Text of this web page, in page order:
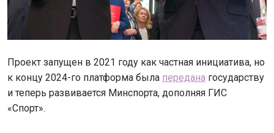
Проект запущен в 2021 году как частная инициатива, но
к концу 2024-го платформа была передана государству
и теперь развивается Минспорта, дополняя ГИС
«Спорт».